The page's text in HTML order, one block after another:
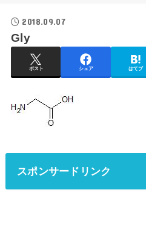
2018.09.07
Gly
ポスト シェア はてブ
スポンサードリンク